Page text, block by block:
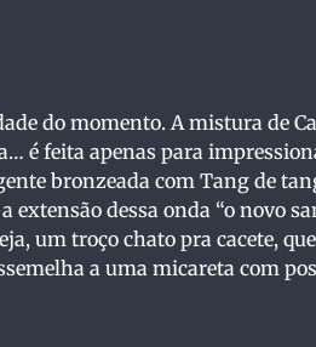
do momento. A mistura de
é feita apenas para
bronzeada com Tang de
extensão dessa onda “o novo
um troço chato pra cacete,
a uma micareta com